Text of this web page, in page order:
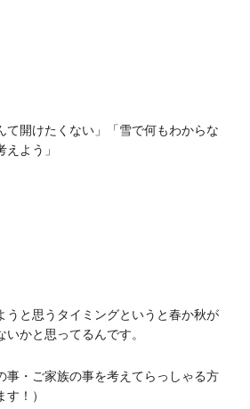
開けたくない」「雪で何もわからな
よう」
うと思うタイミングというと春か秋が
かと思ってるんです。
事・ご家族の事を考えてらっしゃる方
！）